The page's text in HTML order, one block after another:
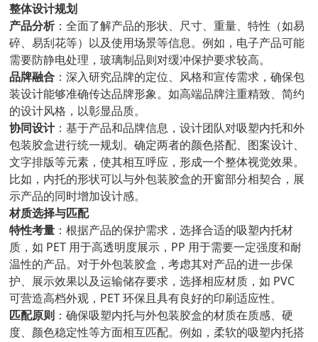
整体设计规划
产品分析：全面了解产品的形状、尺寸、重量、特性（如易
碎、易刮花等）以及使用场景等信息。例如，电子产品可能
需要防静电处理，玻璃制品则对缓冲保护要求较高。
品牌融合 ：深入研究品牌的定位、风格和宣传需求，确保包
装设计能够准确传达品牌形象。如高端品牌注重精致、简约
的设计风格，以彰显品质。
协同设计：基于产品和品牌信息，设计团队对吸塑内托和外
包装胶盒进行统一规划。确定两者的颜色搭配、图案设计、
文字排版等元素，使其相互呼应，形成一个整体视觉效果。
比如，内托的形状可以与外包装胶盒的开窗部分相契合，展
示产品的同时增加设计感。
材质选择与匹配
特性考量 ：根据产品的保护需求，选择合适的吸塑内托材
质，如 PET 用于高透明度展示，PP 用于需要一定强度和耐
温性的产品。对于外包装胶盒，考虑其对产品的进一步保
护、展示效果以及运输储存要求，选择相应材质，如 PVC
可营造高档外观，PET 环保且具有良好的印刷适应性。
匹配原则 ：确保吸塑内托与外包装胶盒的材质在质感、硬
度、颜色稳定性等方面相互匹配。例如，柔软的吸塑内托搭